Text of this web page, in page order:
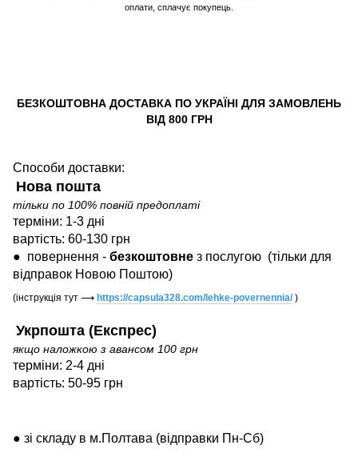
оплати, сплачує покупець.
БЕЗКОШТОВНА ДОСТАВКА ПО УКРАЇНІ ДЛЯ ЗАМОВЛЕНЬ
ВІД 800 ГРН
Способи доставки:
Нова пошта
тільки по 100% повній предоплаті
терміни: 1-3 дні
вартість: 60-130 грн
● повернення - безкоштовне з послугою (тільки для
відправок Новою Поштою)
(інструкція тут ⟶ https://capsula328.com/lehke-povernennia/)
Укрпошта (Експрес)
якщо наложкою з авансом 100 грн
терміни: 2-4 дні
вартість: 50-95 грн
● зі складу в м.Полтава (відправки Пн-Сб)